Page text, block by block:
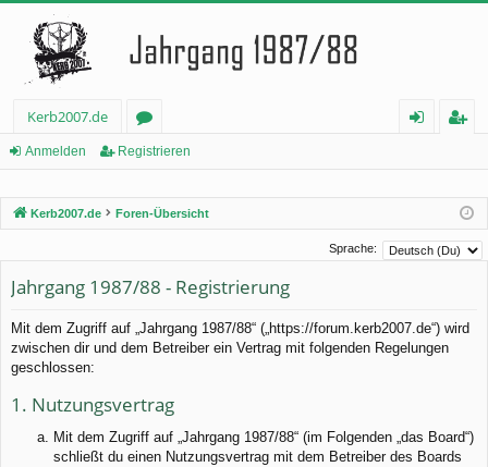
Kerb2007.de
or
de
rie
re
Anmelden Registrieren
Kerb2007.de Foren-Übersicht
Sprache:
Jahrgang 1987/88 - Registrierung
Mit dem Zugriff auf „Jahrgang 1987/88“ („https://forum.kerb2007.de“) wird
zwischen dir und dem Betreiber ein Vertrag mit folgenden Regelungen
geschlossen:
1. Nutzungsvertrag
Mit dem Zugriff auf „Jahrgang 1987/88“ (im Folgenden „das Board“)
schließt du einen Nutzungsvertrag mit dem Betreiber des Boards